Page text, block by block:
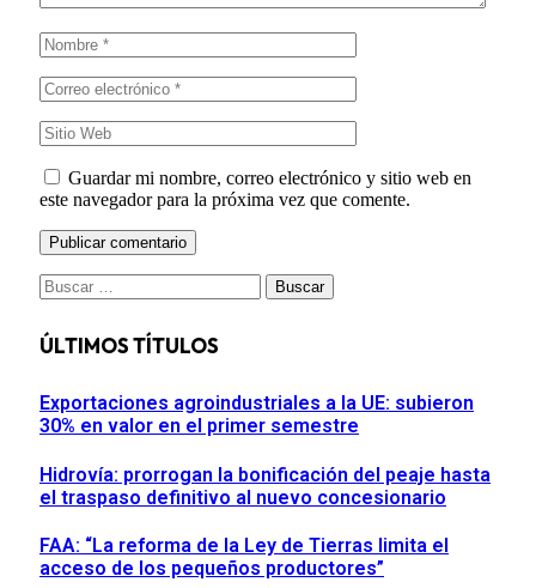
Guardar mi nombre, correo electrónico y sitio web en
este navegador para la próxima vez que comente.
Buscar:
ÚLTIMOS TÍTULOS
Exportaciones agroindustriales a la UE: subieron
30% en valor en el primer semestre
Hidrovía: prorrogan la bonificación del peaje hasta
el traspaso definitivo al nuevo concesionario
FAA: “La reforma de la Ley de Tierras limita el
acceso de los pequeños productores”